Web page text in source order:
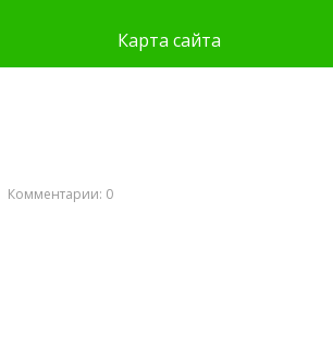
Карта сайта
Комментарии: 0